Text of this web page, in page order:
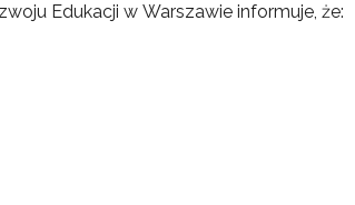
Edukacji w Warszawie informuje, że: